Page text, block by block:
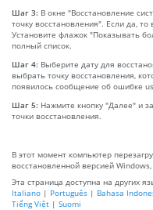
Шаг 3: В окне "Восстановление
точку восстановления". Если да,
Установите флажок "Показывать
полный список.
Шаг 4: Выберите дату для
выбрать точку восстановления,
появилось сообщение об ошибке
Шаг 5: Нажмите кнопку "Далее" и
точки восстановления.
В этот момент компьютер
восстановленной версией
Эта страница доступна на других
Italiano | Português | Bahasa
Tiếng Việt | Suomi